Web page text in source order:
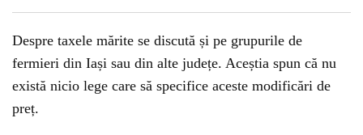
Despre taxele mărite se discută și pe grupurile de
fermieri din Iași sau din alte județe. Aceștia spun că nu
există nicio lege care să specifice aceste modificări de
preț.